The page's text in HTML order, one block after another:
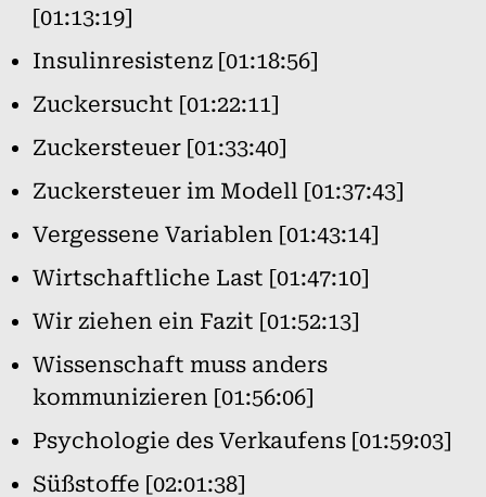
[01:13:19]
Insulinresistenz [01:18:56]
Zuckersucht [01:22:11]
Zuckersteuer [01:33:40]
Zuckersteuer im Modell [01:37:43]
Vergessene Variablen [01:43:14]
Wirtschaftliche Last [01:47:10]
Wir ziehen ein Fazit [01:52:13]
Wissenschaft muss anders
kommunizieren [01:56:06]
Psychologie des Verkaufens [01:59:03]
Süßstoffe [02:01:38]